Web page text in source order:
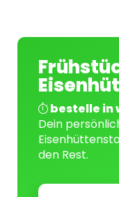
bestelle in
Dein
den Rest.